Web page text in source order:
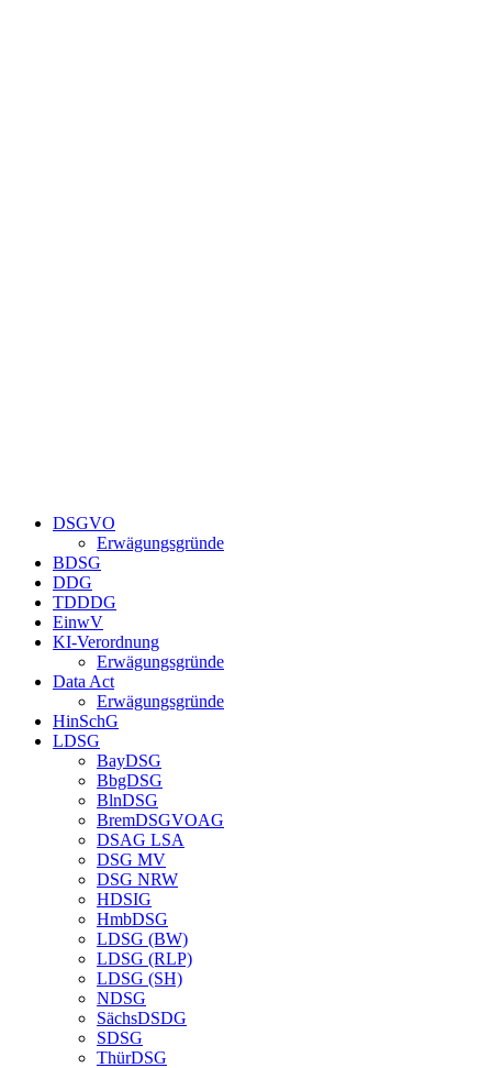
DSGVO
Erwägungsgründe
BDSG
DDG
TDDDG
EinwV
KI-Verordnung
Erwägungsgründe
Data Act
Erwägungsgründe
HinSchG
LDSG
BayDSG
BbgDSG
BlnDSG
BremDSGVOAG
DSAG LSA
DSG MV
DSG NRW
HDSIG
HmbDSG
LDSG (BW)
LDSG (RLP)
LDSG (SH)
NDSG
SächsDSDG
SDSG
ThürDSG